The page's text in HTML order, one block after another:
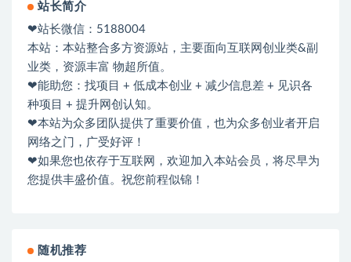
站长简介
❤站长微信：5188004
本站：本站整合多方资源站，主要面向互联网创业类&副
业类，资源丰富 物超所值。
❤能助您：找项目 + 低成本创业 + 减少信息差 + 见识各
种项目 + 提升网创认知。
❤本站为众多团队提供了重要价值，也为众多创业者开启
网络之门，广受好评！
❤如果您也依存于互联网，欢迎加入本站会员，将尽早为
您提供丰盛价值。祝您前程似锦！
随机推荐